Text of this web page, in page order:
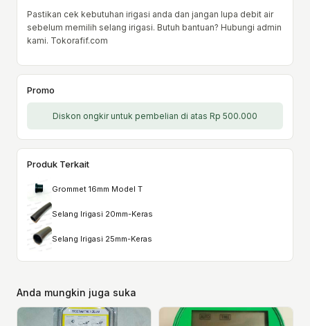
Pastikan cek kebutuhan irigasi anda dan jangan lupa debit air
sebelum memilih selang irigasi. Butuh bantuan? Hubungi admin
kami. Tokorafif.com
Promo
Diskon ongkir untuk pembelian di atas Rp 500.000
Produk Terkait
Grommet 16mm Model T
Selang Irigasi 20mm-Keras
Selang Irigasi 25mm-Keras
Anda mungkin juga suka